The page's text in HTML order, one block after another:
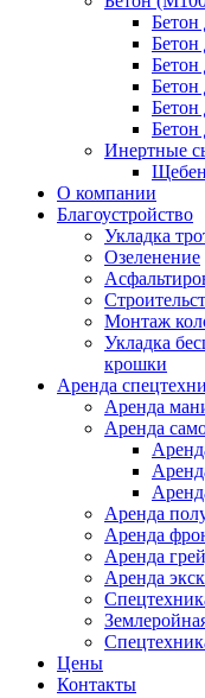
Бетон
Бетон
Бетон
Бетон
Бетон
Бетон
Инертные
О компании
Благоустройство
Укладка
Озеленение
Монтаж
Укладка
крошки
Аренда
Аренда
Аренда
Аренда
Аренда
Аренда
Аренда
Цены
Контакты